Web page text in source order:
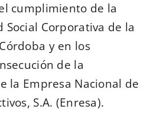
cumplimiento de la
Social Corporativa de la
y en los
de la
la Empresa Nacional de
S.A. (Enresa).